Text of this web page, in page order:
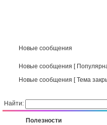
Новые сообщения
Новые сообщения [
Новые сообщения [ Тема
Найти:
Полезности